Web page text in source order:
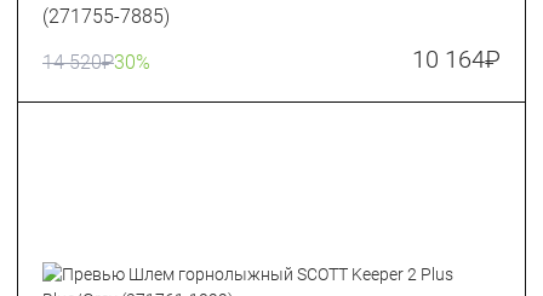
(271755-7885)
14 520₽30% 10 164₽